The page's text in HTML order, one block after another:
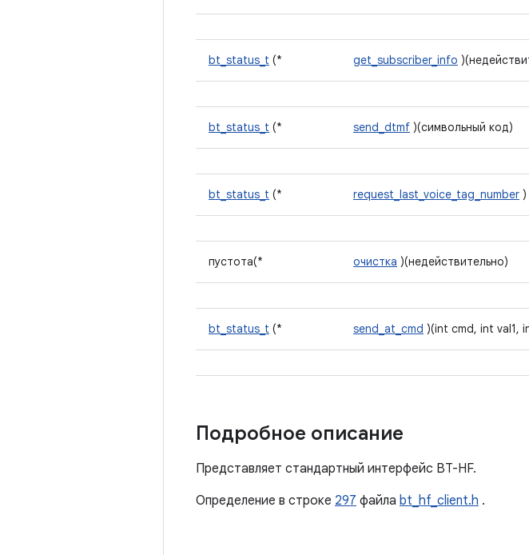
bt_status_t (* get_subscriber_info
bt_status_t (* send_dtmf )(символьный код)
bt_status_t (* request_last_voice_tag_number
пустота(* очистка )(недействительно)
bt_status_t (* send_at_cmd )(int cmd, int val1,
Подробное описание
Представляет стандартный интерфейс BT-HF.
Определение в строке 297 файла bt_hf_client.h .